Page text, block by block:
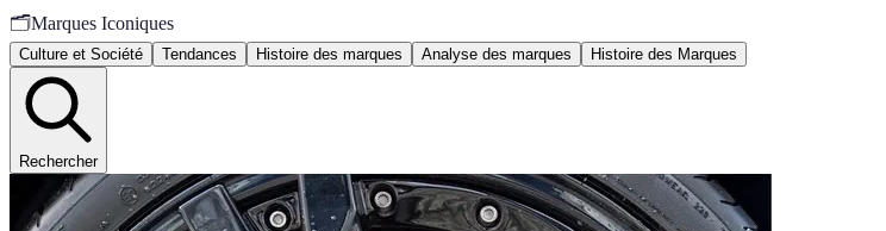
🗂️Marques Iconiques
Culture et Société Tendances Histoire des marques Analyse des marques Histoire des Marques
Rechercher